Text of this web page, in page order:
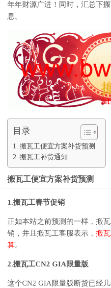
年年财源广进！同时，汇总下
息。
目录
搬瓦工便宜方案补货预测
搬瓦工补货通知
搬瓦工便宜方案补货预测
1.搬瓦工春节促销
正如本站之前预测的一样，搬
销，并且搬瓦工客服表示， 搬
算。
2.搬瓦工CN2 GIA限量版
这个CN2 GIA限量版断货已经